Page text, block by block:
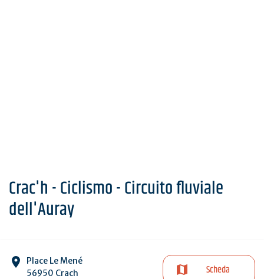
Crac'h - Ciclismo - Circuito fluviale
dell'Auray
Place Le Mené
56950 Crach
Scheda